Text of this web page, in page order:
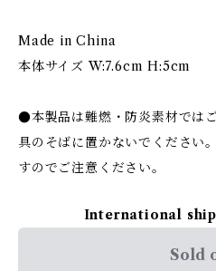
Made in China
本体サイズ W:7.6cm H:5cm
●本製品は難燃・防炎素材では
具のそばに置かないでください
すのでご注意ください。
International
Sold